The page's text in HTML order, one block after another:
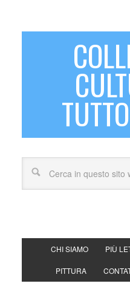
CHI SIAMO PIÙ
PITTURA